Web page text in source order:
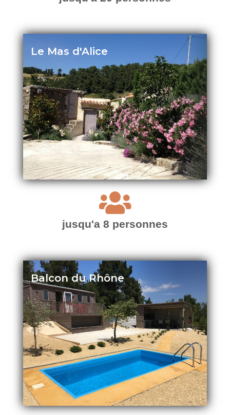
Le Mas d'Alice
jusqu'a 8 personnes
Balcon du Rhône